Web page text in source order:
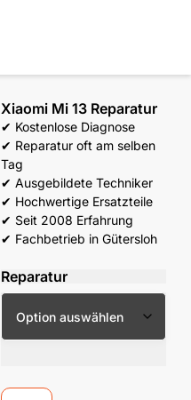
Xiaomi Mi 13 Reparatur
✔ Kostenlose Diagnose
✔ Reparatur oft am selben
Tag
✔ Ausgebildete Techniker
✔ Hochwertige Ersatzteile
✔ Seit 2008 Erfahrung
✔ Fachbetrieb in Gütersloh
Reparatur